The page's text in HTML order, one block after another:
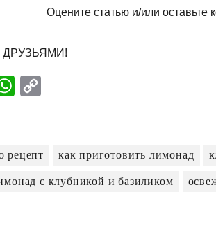
Оцените статью и/или оставьте
WhatsApp
рецепт как приготовить лимонад
с клубникой и базиликом